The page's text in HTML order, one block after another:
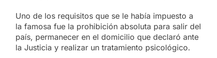
Uno de los requisitos que se le había impuesto a
la famosa fue la prohibición absoluta para salir del
país, permanecer en el domicilio que declaró ante
la Justicia y realizar un tratamiento psicológico.